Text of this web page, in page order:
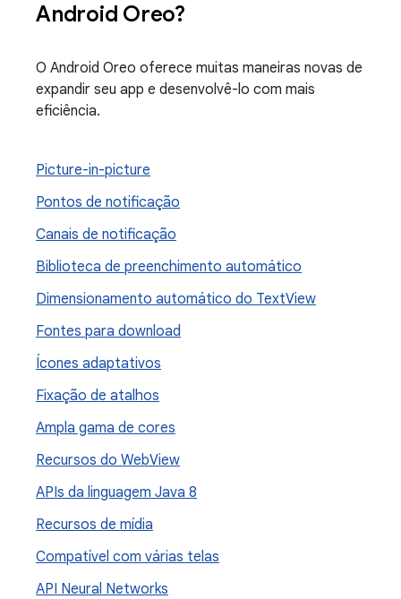
Android Oreo?
O Android Oreo oferece muitas maneiras novas de
expandir seu app e desenvolvê-lo com mais
eficiência.
Picture-in-picture
Pontos de notificação
Canais de notificação
Biblioteca de preenchimento automático
Dimensionamento automático do TextView
Fontes para download
Ícones adaptativos
Fixação de atalhos
Ampla gama de cores
Recursos do WebView
APIs da linguagem Java 8
Recursos de mídia
Compatível com várias telas
API Neural Networks